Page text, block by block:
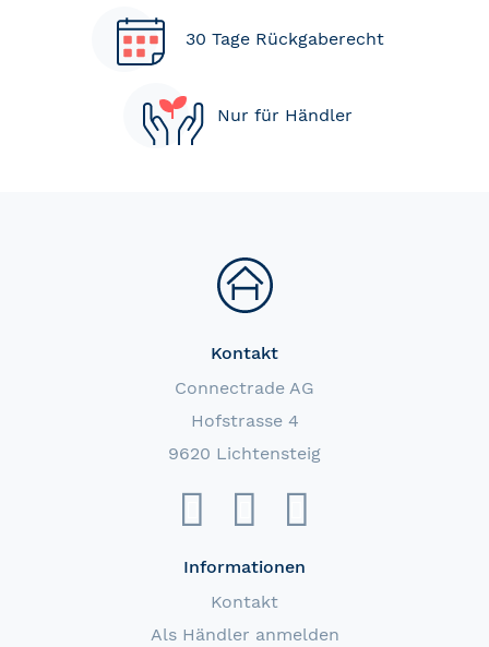
30 Tage Rückgaberecht
Nur für Händler
Kontakt
Connectrade AG
Hofstrasse 4
9620 Lichtensteig
Informationen
Kontakt
Als Händler anmelden